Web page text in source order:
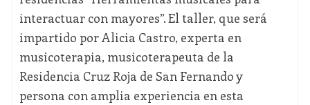
interactuar con mayores”. El taller, que será
impartido por Alicia Castro, experta en
musicoterapia, musicoterapeuta de la
Residencia Cruz Roja de San Fernando y
persona con amplia experiencia en esta